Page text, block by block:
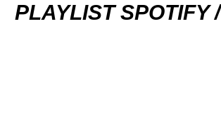
PLAYLIST SPOTIFY /